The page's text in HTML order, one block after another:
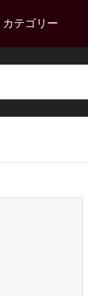
カテゴリー